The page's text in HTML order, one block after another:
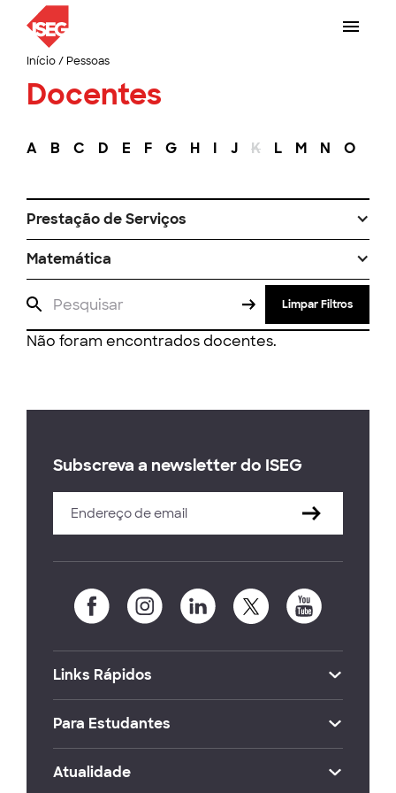
Início/ Pessoas
Docentes
A B C D E F G H I J K L M N O
Prestação de Serviços
Matemática
Limpar Filtros
Não foram encontrados docentes.
Subscreva a newsletter do ISEG
Links Rápidos
Para Estudantes
Atualidade